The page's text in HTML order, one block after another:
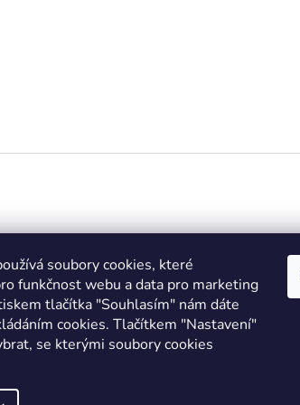
soubory cookies, které
funkčnost webu a data pro marketing
tlačítka "Souhlasím" nám dáte
cookies. Tlačítkem "Nastavení"
se kterými soubory cookies
888 845
Informace pro vás
Obchodní podmínky
GDPR
Moje objednávka